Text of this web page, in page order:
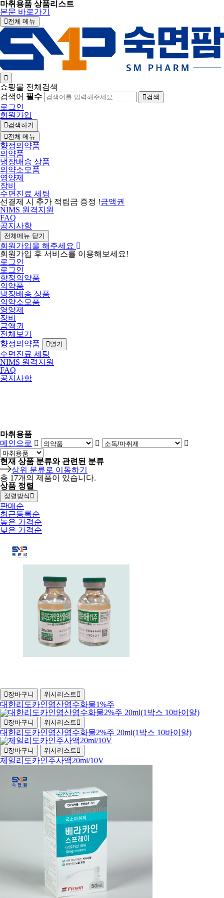
마취용품 상품리스트
본문 바로가기
전체 메뉴
쇼핑몰 전체검색
검색어 필수 검색
로그인
회원가입
검색하기
전체 메뉴
향정의약품
의약품
냉장배송 상품
의약소모품
영양제
장비
수면진료 세팅
선결제 시 추가 적립금 증정 !금액권
NIMS 원격지원
FAQ
공지사항
전체메뉴 닫기
회원가입을 해주세요
회원가입 후 서비스를 이용해보세요!
로그인
로그인
향정의약품
의약품
냉장배송 상품
의약소모품
영양제
장비
금액권
전체보기
향정의약품
열기
수면진료 세팅
NIMS 원격지원
FAQ
공지사항
마취용품
메인으로
현재 상품 분류와 관련된 분류
상위 분류로 이동하기
총 17개의 제품이 있습니다.
상품 정렬
정렬방식
판매순
최근등록순
높은 가격순
낮은 가격순
장바구니 위시리스트
대한리도카인염산염수화물1%주
장바구니 위시리스트
대한리도카인염산염수화물2%주 20ml(1박스 10바이알)
장바구니 위시리스트
제일리도카인주사액20ml/10V